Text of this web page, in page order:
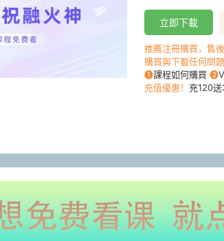
立即下載
推薦注冊購買，售後
購買與下載任何問
❶課程如何購買 ❷
充值優惠！ 充120